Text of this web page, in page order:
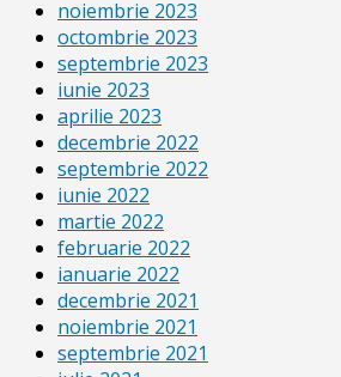
noiembrie 2023
octombrie 2023
septembrie 2023
iunie 2023
aprilie 2023
decembrie 2022
septembrie 2022
iunie 2022
martie 2022
februarie 2022
ianuarie 2022
decembrie 2021
noiembrie 2021
septembrie 2021